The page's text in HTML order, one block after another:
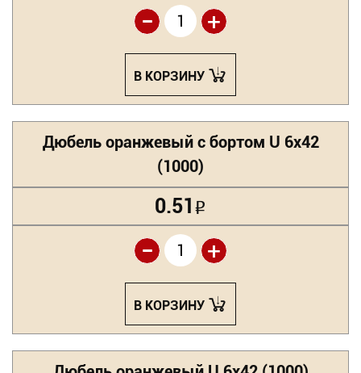
+
-
В КОРЗИНУ
Дюбель оранжевый с бортом U 6х42
(1000)
0.51 Р
+
-
В КОРЗИНУ